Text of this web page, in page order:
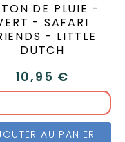
DE PLUIE -
- SAFARI
- LITTLE
DUTCH
10,95 €
AU PANIER